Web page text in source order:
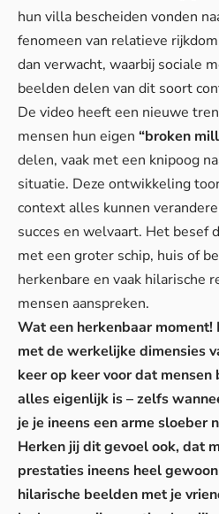
hun villa bescheiden vonden
fenomeen van relatieve
dan verwacht, waarbij sociale
beelden delen van dit soort
De video heeft een nieuwe
mensen hun eigen “broken
delen, vaak met een knipoog
situatie. Deze ontwikkeling
context alles kunnen
succes en welvaart. Het besef
met een groter schip, huis of
herkenbare en vaak hilarische
mensen aanspreken.
Wat een herkenbaar
met de werkelijke dimensies
keer op keer voor dat
alles eigenlijk is – zelfs
je je ineens een arme sloeber
Herken jij dit gevoel ook, dat
prestaties ineens heel
hilarische beelden met je